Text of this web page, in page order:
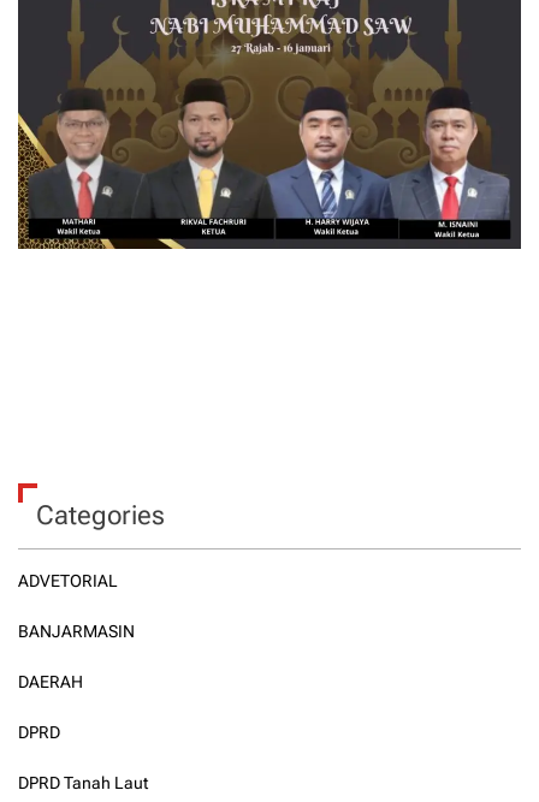
Categories
ADVETORIAL
BANJARMASIN
DAERAH
DPRD
DPRD Tanah Laut